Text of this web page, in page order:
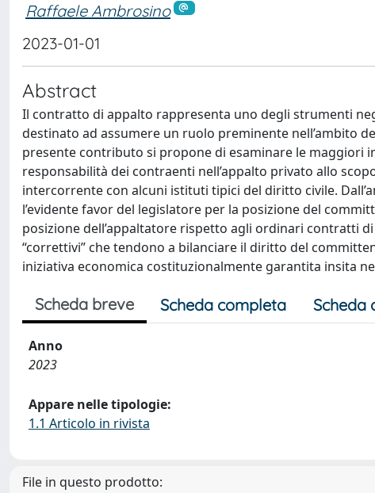
Raffaele Ambrosino
2023-01-01
Abstract
Il contratto di appalto rappresenta uno degli strumenti
destinato ad assumere un ruolo preminente nell’ambito
presente contributo si propone di esaminare le maggiori
responsabilità dei contraenti nell’appalto privato allo
intercorrente con alcuni istituti tipici del diritto civile.
l’evidente favor del legislatore per la posizione del
posizione dell’appaltatore rispetto agli ordinari contratti
“correttivi” che tendono a bilanciare il diritto del
iniziativa economica costituzionalmente garantita insita
Scheda breve Scheda completa Scheda
Anno
2023
Appare nelle tipologie:
1.1 Articolo in rivista
File in questo prodotto: